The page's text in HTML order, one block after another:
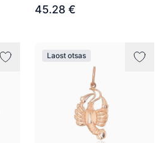
45.28 €
Laost otsas